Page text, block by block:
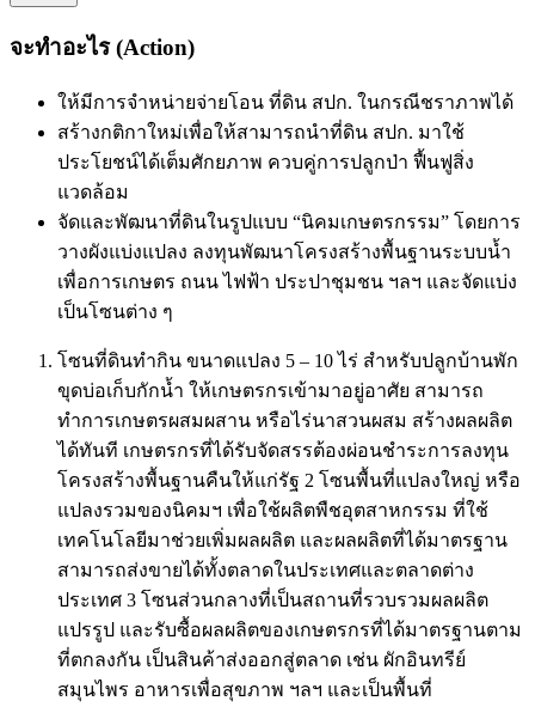
จะทำอะไร (Action)
ให้มีการจำหน่ายจ่ายโอน ที่ดิน สปก. ในกรณีชราภาพได้
สร้างกติกาใหม่เพื่อให้สามารถนำที่ดิน สปก. มาใช้
ประโยชน์ได้เต็มศักยภาพ ควบคู่การปลูกป่า ฟื้นฟูสิ่ง
แวดล้อม
จัดและพัฒนาที่ดินในรูปแบบ “นิคมเกษตรกรรม” โดยการ
วางผังแบ่งแปลง ลงทุนพัฒนาโครงสร้างพื้นฐานระบบน้ำ
เพื่อการเกษตร ถนน ไฟฟ้า ประปาชุมชน ฯลฯ และจัดแบ่ง
เป็นโซนต่าง ๆ
โซนที่ดินทำกิน ขนาดแปลง 5 – 10 ไร่ สำหรับปลูกบ้านพัก
ขุดบ่อเก็บกักน้ำ ให้เกษตรกรเข้ามาอยู่อาศัย สามารถ
ทำการเกษตรผสมผสาน หรือไร่นาสวนผสม สร้างผลผลิต
ได้ทันที เกษตรกรที่ได้รับจัดสรรต้องผ่อนชำระการลงทุน
โครงสร้างพื้นฐานคืนให้แก่รัฐ 2 โซนพื้นที่แปลงใหญ่ หรือ
แปลงรวมของนิคมฯ เพื่อใช้ผลิตพืชอุตสาหกรรม ที่ใช้
เทคโนโลยีมาช่วยเพิ่มผลผลิต และผลผลิตที่ได้มาตรฐาน
สามารถส่งขายได้ทั้งตลาดในประเทศและตลาดต่าง
ประเทศ 3 โซนส่วนกลางที่เป็นสถานที่รวบรวมผลผลิต
แปรรูป และรับซื้อผลผลิตของเกษตรกรที่ได้มาตรฐานตาม
ที่ตกลงกัน เป็นสินค้าส่งออกสู่ตลาด เช่น ผักอินทรีย์
สมุนไพร อาหารเพื่อสุขภาพ ฯลฯ และเป็นพื้นที่